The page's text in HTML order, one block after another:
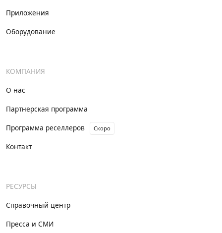
Приложения
Оборудование
КОМПАНИЯ
О нас
Партнерская программа
Программа реселлеров
Скоро
Контакт
РЕСУРСЫ
Справочный центр
Пресса и СМИ